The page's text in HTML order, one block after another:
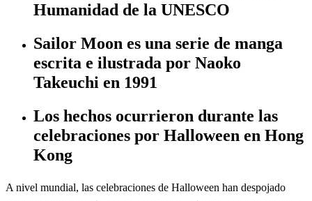
Humanidad de la UNESCO
Sailor Moon es una serie de manga
escrita e ilustrada por Naoko
Takeuchi en 1991
Los hechos ocurrieron durante las
celebraciones por Halloween en Hong
Kong
A nivel mundial, las celebraciones de Halloween han despojado